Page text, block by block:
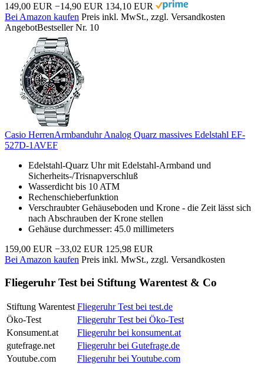
149,00 EUR −14,90 EUR 134,10 EUR
Bei Amazon kaufen Preis inkl. MwSt., zzgl. Versandkosten
AngebotBestseller Nr. 10
Casio HerrenArmbanduhr Analog Quarz massives Edelstahl EF-
527D-1AVEF
Edelstahl-Quarz Uhr mit Edelstahl-Armband und
Sicherheits-/Trisnapverschluß
Wasserdicht bis 10 ATM
Rechenschieberfunktion
Verschraubter Gehäuseboden und Krone - die Zeit lässt sich
nach Abschrauben der Krone stellen
Gehäuse durchmesser: 45.0 millimeters
159,00 EUR −33,02 EUR 125,98 EUR
Bei Amazon kaufen Preis inkl. MwSt., zzgl. Versandkosten
Fliegeruhr Test bei Stiftung Warentest & Co
Stiftung Warentest Fliegeruhr Test bei test.de
Öko-Test
Fliegeruhr Test bei Öko-Test
Konsument.at
Fliegeruhr bei konsument.at
gutefrage.net
Fliegeruhr bei Gutefrage.de
Youtube.com
Fliegeruhr bei Youtube.com